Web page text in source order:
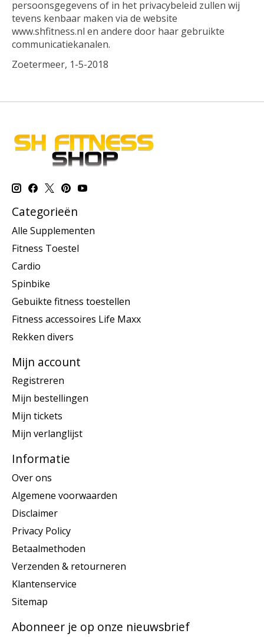
persoonsgegevens of in het privacybeleid zullen wij
tevens kenbaar maken via de website
www.shfitness.nl en andere door haar gebruikte
communicatiekanalen.
Zoetermeer, 1-5-2018
Categorieën
Alle Supplementen
Fitness Toestel
Cardio
Spinbike
Gebuikte fitness toestellen
Fitness accessoires Life Maxx
Rekken divers
Mijn account
Registreren
Mijn bestellingen
Mijn tickets
Mijn verlanglijst
Informatie
Over ons
Algemene voorwaarden
Disclaimer
Privacy Policy
Betaalmethoden
Verzenden & retourneren
Klantenservice
Sitemap
Abonneer je op onze nieuwsbrief